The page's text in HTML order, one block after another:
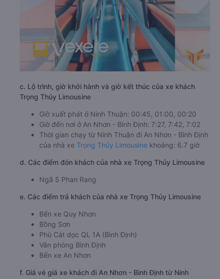
c. Lộ trình, giờ khởi hành và giờ kết thúc của xe khách
Trọng Thủy Limousine
Giờ xuất phát ở Ninh Thuận: 00:45, 01:00, 00:20
Giờ đến nơi ở An Nhơn - Bình Định: 7:27, 7:42, 7:02
của nhà xeTrọng Thủy Limousine
d. Các điểm đón khách của nhà xe Trọng Thủy Limousine
Ngã 5 Phan Rang
e. Các điểm trả khách của nhà xe Trọng Thủy Limousine
Bến xe Quy Nhơn
Bồng Sơn
Phù Cát dọc QL 1A (Bình Định)